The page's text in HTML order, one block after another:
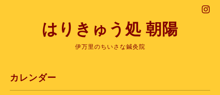
はりきゅう処 朝陽
伊万里のちいさな鍼灸院
カレンダー